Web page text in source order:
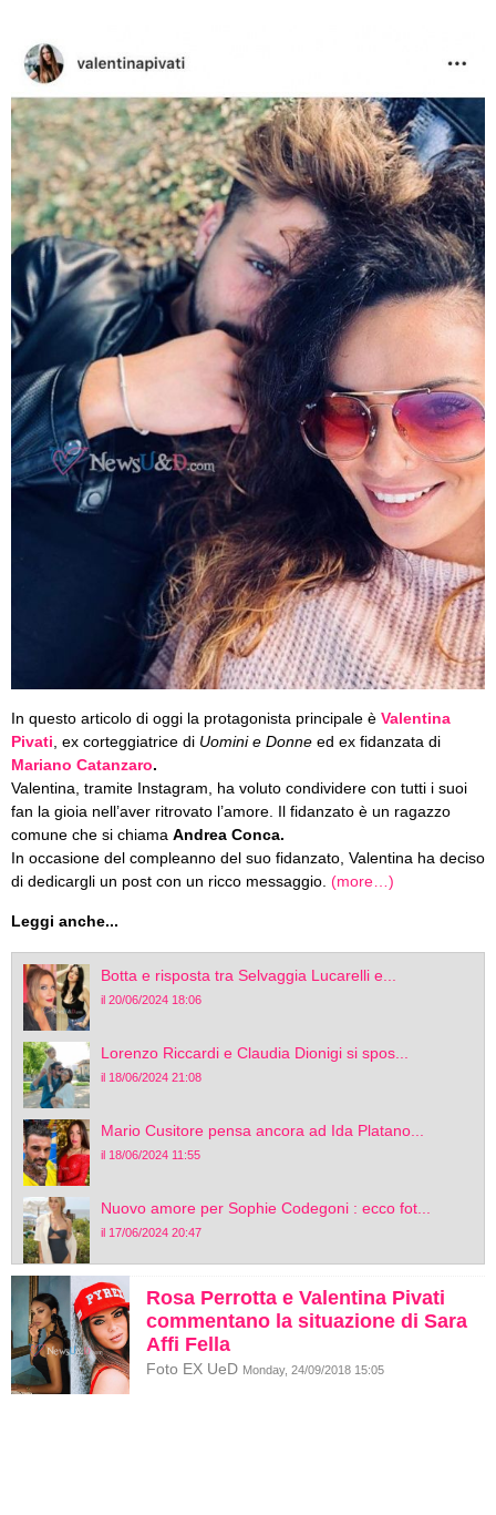
In questo articolo di oggi la protagonista principale è Valentina
Pivati , ex corteggiatrice di Uomini e Donne ed ex fidanzata di
Mariano Catanzaro.
Valentina, tramite Instagram, ha voluto condividere con tutti i suoi
fan la gioia nell’aver ritrovato l’amore. Il fidanzato è un ragazzo
comune che si chiama Andrea Conca.
In occasione del compleanno del suo fidanzato, Valentina ha deciso
di dedicargli un post con un ricco messaggio. (more…)
Leggi anche...
Botta e risposta tra Selvaggia Lucarelli e...
il 20/06/2024 18:06
Lorenzo Riccardi e Claudia Dionigi si spos...
il 18/06/2024 21:08
Mario Cusitore pensa ancora ad Ida Platano...
il 18/06/2024 11:55
Nuovo amore per Sophie Codegoni : ecco fot...
il 17/06/2024 20:47
Rosa Perrotta e Valentina Pivati
commentano la situazione di Sara
Affi Fella
Foto EX UeD Monday, 24/09/2018 15:05